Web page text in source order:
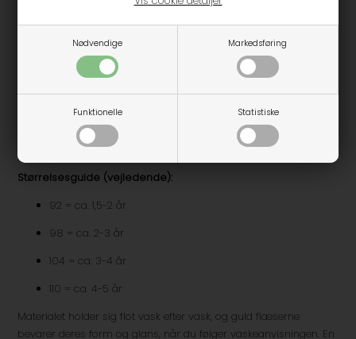
Nødvendige Markedsføring
Funktionelle Statistiske
Sådan styles blusen:
Kombinér blusen med en denimnederdel og strømpebukser for
et sødt hverdagslook, eller brug den sammen med en tylskørt og
ballerinaer til særlige begivenheder 🎀. Du kan også bruge den
under en kjole eller selebukser for et lag-på-lag outfit, der både
varmer og ser godt ud.
Størrelsesguide (vejledende):
92 = ca. 1,5-2 år
98 = ca. 2-3 år
104 = ca. 3-4 år
110 = ca. 4-5 år
Materialet holder sig flot vask efter vask, og guld flæserne
bevarer deres form og glans, når du følger vaskeanvisningen. En